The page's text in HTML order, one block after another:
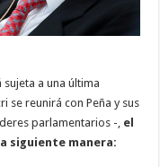
a una última
se reunirá con Peña y sus
parlamentarios -, el
siguiente manera: